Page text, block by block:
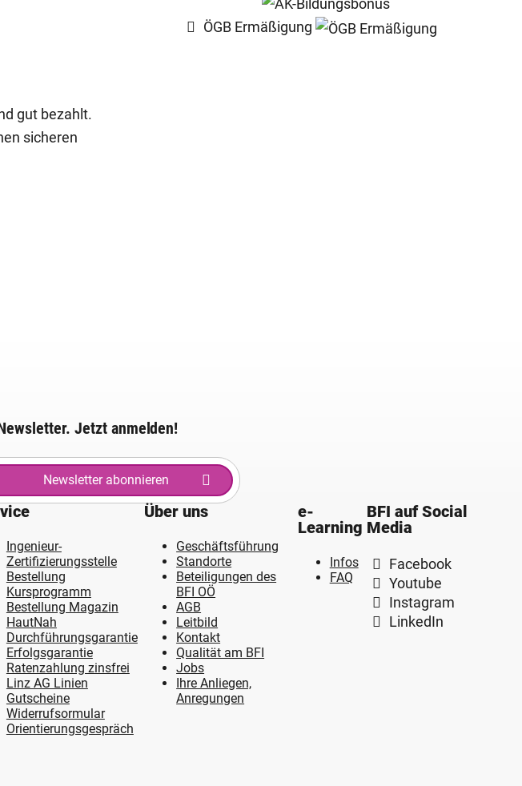
gut bezahlt.
sicheren
ÖGB Ermäßigung
Jetzt anmelden!
Newsletter abonnieren
Ingenieur-
Zertifizierungsstelle
Bestellung
Kursprogramm
Bestellung Magazin
HautNah
Durchführungsgarantie
Erfolgsgarantie
Ratenzahlung zinsfrei
Linz AG Linien
Gutscheine
Widerrufsormular
Orientierungsgespräch
Über uns
Geschäftsführung
Standorte
Beteiligungen des
BFI OÖ
AGB
Leitbild
Kontakt
Qualität am BFI
Jobs
Ihre Anliegen,
Anregungen
e-
Learning
Infos
FAQ
BFI auf Social
Media
Facebook
Youtube
Instagram
LinkedIn